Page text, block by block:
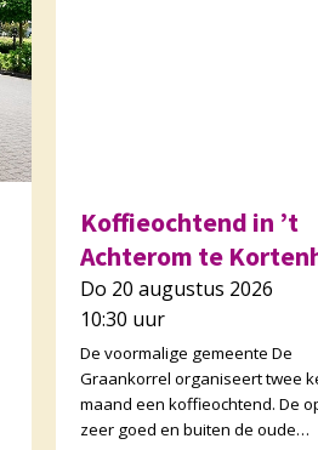
Koffieochtend in ’t
Achterom te
Do 20 augustus 2026
10:30 uur
De voormalige gemeente De
Graankorrel organiseert twee
maand een koffieochtend. De
zeer goed en buiten de oude